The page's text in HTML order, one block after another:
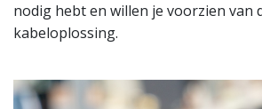
nodig hebt en willen je voorzien van
kabeloplossing.